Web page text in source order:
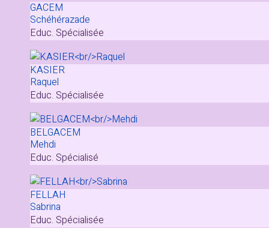
GACEM
Schéhérazade
Educ. Spécialisée
KASIER
Raquel
Educ. Spécialisée
BELGACEM
Mehdi
Educ. Spécialisé
FELLAH
Sabrina
Educ. Spécialisée